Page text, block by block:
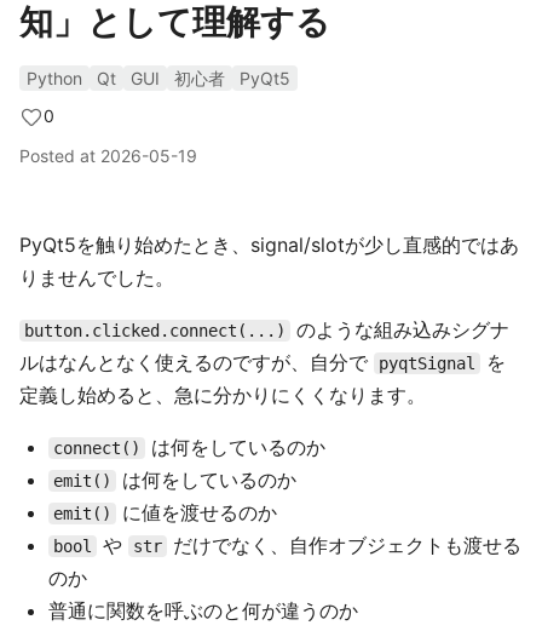
知」として理解する
Python Qt GUI 初心者
PyQt5
0
Posted at 2026-05-19
PyQt5を触り始めたとき、signal/slotが少し直感的ではあ
りませんでした。
button.clicked.connect(...)
のような組み込みシグナ
ルはなんとなく使えるのですが、自分で
pyqtSignal
を
定義し始めると、急に分かりにくくなります。
connect() は何をしているのか
emit() は何をしているのか
emit() に値を渡せるのか
bool や str
だけでなく、自作オブジェクトも渡せる
のか
普通に関数を呼ぶのと何が違うのか